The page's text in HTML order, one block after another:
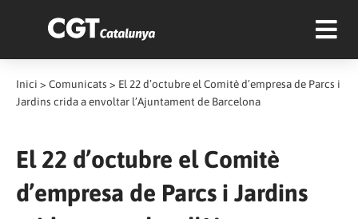
Inici > Comunicats > El 22 d’octubre el Comitè d’empresa de Parcs i
Jardins crida a envoltar l’Ajuntament de Barcelona
El 22 d’octubre el Comitè
d’empresa de Parcs i Jardins